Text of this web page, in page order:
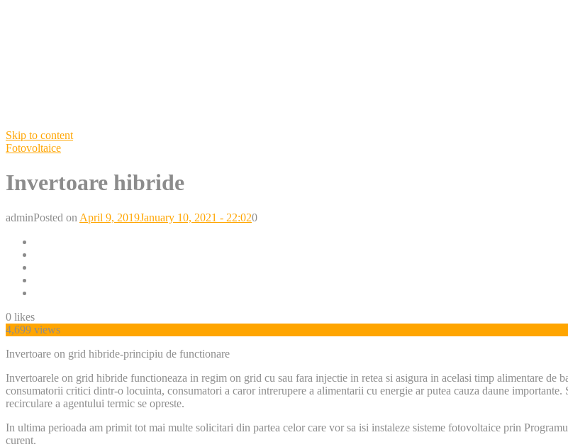
Skip to content
Fotovoltaice
Invertoare hibride
adminPosted on April 9, 2019January 10, 2021 - 22:020
0 likes
4,699 views
Invertoare on grid hibride-principiu de functionare
Invertoarele on grid hibride functioneaza in regim on grid cu sau fara injectie in retea si asigura in acelasi timp alimentare de
consumatorii critici dintr-o locuinta, consumatori a caror intrerupere a alimentarii cu energie ar putea cauza daune
recirculare a agentului termic se opreste.
In ultima perioada am primit tot mai multe solicitari din partea celor care vor sa isi instaleze sisteme fotovoltaice prin
curent.